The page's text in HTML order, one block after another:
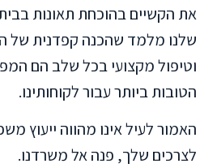
את הקשיים בהוכחת תאונות
שלנו מלמד שהכנה קפדנית של
וטיפול מקצועי בכל שלב הם
הטובות ביותר עבור לקוחותינו.
האמור לעיל אינו מהווה ייעוץ
לצרכים שלך, פנה אל משרדנו.